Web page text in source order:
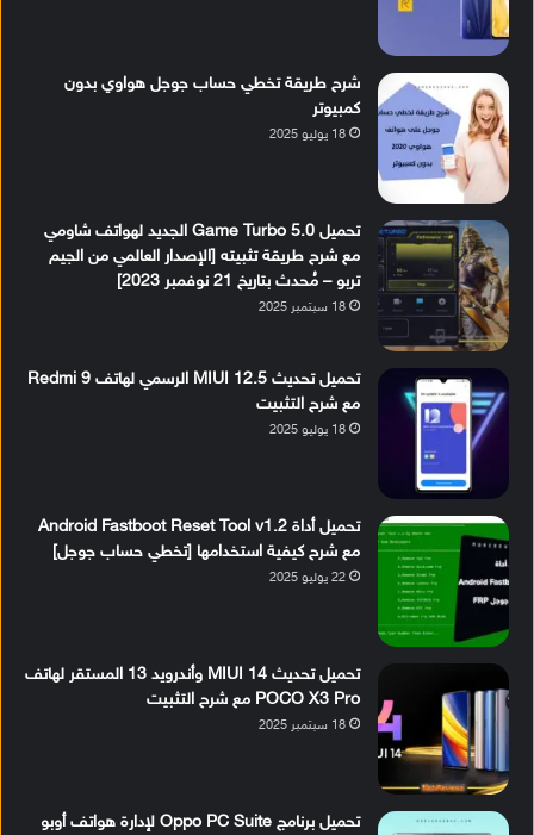
شرح طريقة تخطي حساب جوجل هواوي بدون
كمبيوتر
18 يوليو 2025
تحميل Game Turbo 5.0 الجديد لهواتف شاومي
مع شرح طريقة تثبيته [الإصدار العالمي من الجيم
تربو – مُحدث بتاريخ 21 نوفمبر 2023]
18 سبتمبر 2025
تحميل تحديث MIUI 12.5 الرسمي لهاتف Redmi 9
مع شرح التثبيت
18 يوليو 2025
تحميل أداة Android Fastboot Reset Tool v1.2
مع شرح كيفية استخدامها [تخطي حساب جوجل]
22 يوليو 2025
تحميل تحديث MIUI 14 وأندرويد 13 المستقر لهاتف
POCO X3 Pro مع شرح التثبيت
18 سبتمبر 2025
تحميل برنامج Oppo PC Suite لإدارة هواتف أوبو